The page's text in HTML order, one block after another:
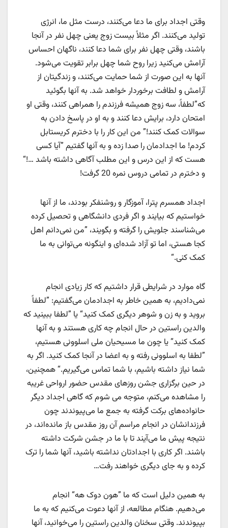
وقتی اجداد برای ما دعا می‌کنند، درست مثل ما، انرژی
تولید می‌کنند. اگر مثلاً بیست زوج یعنی چهل نفر در آنجا
باشند، وقتی چهل نفر برای شما دعا کنند، ناگهان احساس
آرامش می‌کنید زیرا روح شما چهل برابر تقویت می‌شود.
آنها به این صورت از شما حمایت می‌کنند، و زندگیتان از
آرامش و لطافت برخوردار خواهد شد. به آنها بگوئید
که”لطفاً، سه زوج همیشه فرزندم را همراهی كنند، وقتی او
امتحان دارد، برایش دعا كنند و به او در پاسخ دادن به
سوالات کمک کنند!” من این کار را با دخترم کریستابل
کردم! ما اجدادمان را صدا زده و به آنها گفتیم ”آیا کسی
هست که از این درس و این مطلب آگاهی داشته باشد …!“
و دخترم در تمامی دروس نمره 20 گرفت!
اجداد همسرم پترا، آموزگار و روشنفکر بودند، ما از آنها
خواستیم که بیایند و اگر فردی دانشگاهی و تحصیل کرده‌
می‌شناسند جلویش را گرفته و بگویند، ”من نمی‌دانم اهل
کجا هستی، اما تو آزاد شده‌ای و اینگونه می‌توانی به ما
کمک کنی.“
گاه موارد در شرایطی قرار داشتیم که کار زیادی انجام
نمی‌دادیم، به همین خاطر به اجدادمان می‌گفتیم: ”لطفاً
بروید و به زن و شوهر دیگری کمک کنید“ یا ”لطفا ببینید که
والدین راستین در حال انجام چه کاری هستند و به آنها
کمک کنید“ یا چون ما مسیحیان ملی اسلوونی هستیم،
”لطفا به اسلوونی رفته و به اعضا در آنجا کمک کنید. اگر به
شما نیاز داشته باشیم، با شما تماس می‌گیریم.“ همچنین،
در حین برگزاری جشن روزهای مقدس حضور ارواحی غریبه
را مشاهده می‌کنم، متوجه می شوم که گاهی اجداد دیگر
حانواده‌های برکت گرفته به جمع ما می‌پیوندند چون
فرزندانشان در انجام مراسم آن روز مقدس باز مانده‌اند، در
نتیجه پیش ما می‌آیند تا با ما در جشن شرکت داشته
باشند. اگر کاری با اجدادتان نداشته باشید، آنها شما را ترک
کرده و به جای دیگری خواهند رفت…
به همین دلیل است که ما ”هون دوک هه“ انجام
می‌دهیم. هنگام مطالعه، از آنها دعوت می‌کنیم که به ما
بپیوندند. وقتی سخنان والدین راستین را می‌خوانید، آنها